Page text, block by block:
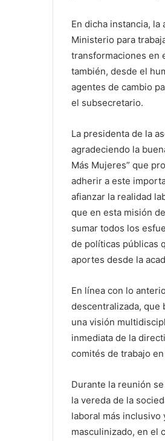
En dicha instancia,
Ministerio para
transformaciones en
también, desde el
agentes de cambio
el subsecretario.
La presidenta de la
agradeciendo la
Más Mujeres” que
adherir a este
afianzar la realidad
que en esta misión
sumar todos los
de políticas públicas
aportes desde la
En línea con lo
descentralizada, que
una visión
inmediata de la
comités de trabajo
Durante la reunión
la vereda de la
laboral más
masculinizado, en el